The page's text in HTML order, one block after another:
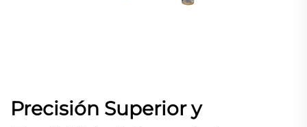
Precisión Superior y